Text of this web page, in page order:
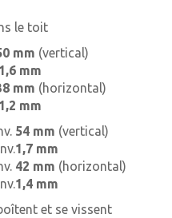
le toit
mm (vertical)
1,6 mm
mm (horizontal)
1,2 mm
54 mm (vertical)
1,7 mm
42 mm (horizontal)
1,4 mm
et se vissent